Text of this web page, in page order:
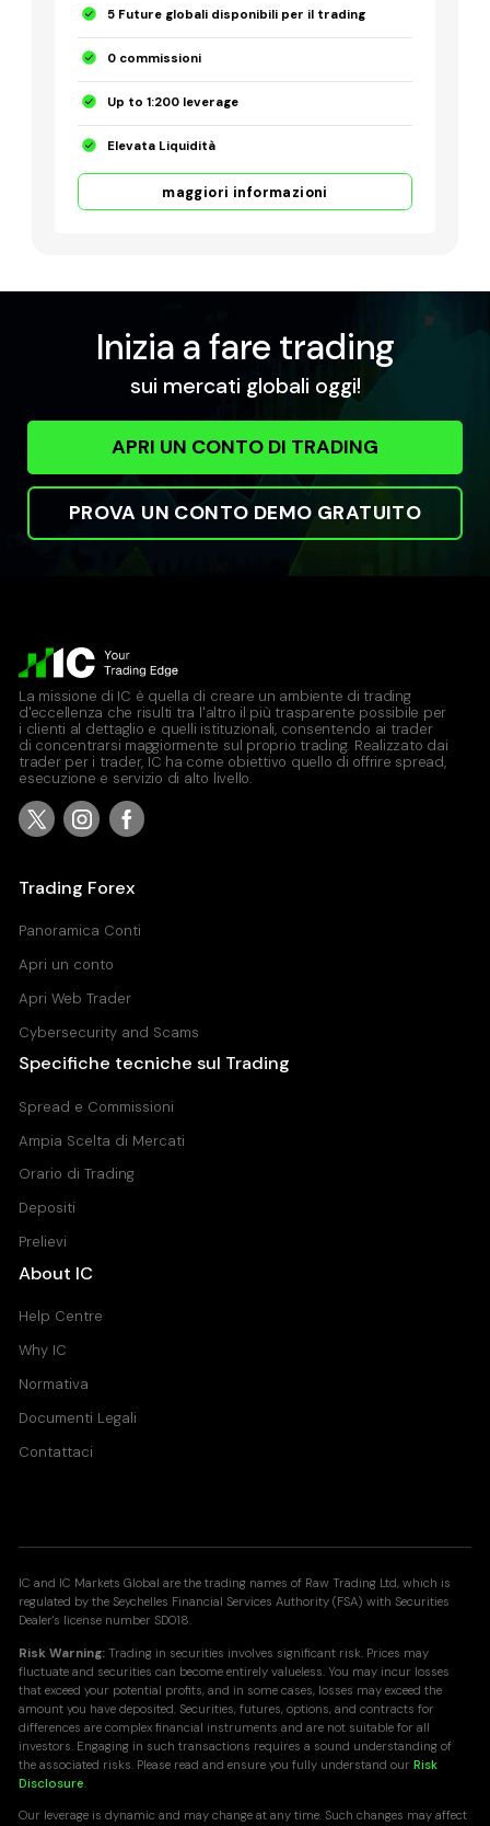
5 Future globali disponibili per il trading
0 commissioni
Up to 1:200 leverage
Elevata Liquidità
maggiori informazioni
Inizia a fare trading
sui mercati globali oggi!
APRI UN CONTO DI TRADING
PROVA UN CONTO DEMO GRATUITO
La missione di IC è quella di creare un ambiente di trading
d'eccellenza che risulti tra l'altro il più trasparente possibile per
i clienti al dettaglio e quelli istituzionali, consentendo ai trader
di concentrarsi maggiormente sul proprio trading. Realizzato dai
trader per i trader, IC ha come obiettivo quello di offrire spread,
esecuzione e servizio di alto livello.
Trading Forex
Panoramica Conti
Apri un conto
Apri Web Trader
Cybersecurity and Scams
Specifiche tecniche sul Trading
Spread e Commissioni
Ampia Scelta di Mercati
Orario di Trading
Depositi
Prelievi
About IC
Help Centre
Why IC
Normativa
Documenti Legali
Contattaci
IC and IC Markets Global are the trading names of Raw Trading Ltd, which is
regulated by the Seychelles Financial Services Authority (FSA) with Securities
Dealer's license number SD018.
Risk Warning: Trading in securities involves significant risk. Prices may
fluctuate and securities can become entirely valueless. You may incur losses
that exceed your potential profits, and in some cases, losses may exceed the
amount you have deposited. Securities, futures, options, and contracts for
differences are complex financial instruments and are not suitable for all
investors. Engaging in such transactions requires a sound understanding of
the associated risks. Please read and ensure you fully understand ourRisk
Disclosure.
Our leverage is dynamic and may change at any time. Such changes may affect